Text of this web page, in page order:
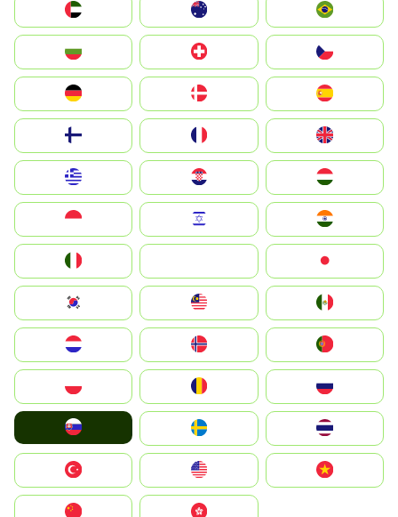
الإمارات العربية المتحدة
Switzerland
Deutschland
United Kingdom
Magyarország
South Korea
United States
中國香港特別行政區